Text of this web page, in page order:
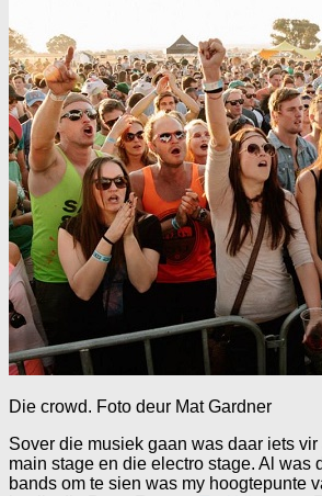
Die crowd. Foto deur Mat Gardner
Sover die musiek gaan was daar iets
main stage en die electro stage. Al was
bands om te sien was my hoogtepunte